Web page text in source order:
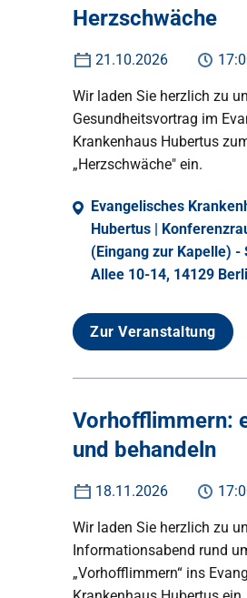
Herzschwäche
21.10.2026
Wir laden Sie herzlich zu
Gesundheitsvortrag im
Krankenhaus Hubertus
„Herzschwäche" ein.
Evangelisches
Hubertus |
(Eingang zur Kapelle) -
Allee 10-14, 14129
Zur Veranstaltung
Vorhofflimmern:
und behandeln
18.11.2026
Wir laden Sie herzlich zu
Informationsabend rund
„Vorhofflimmern“ ins